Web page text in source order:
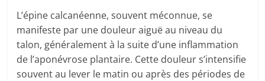
L’épine calcanéenne, souvent méconnue, se
manifeste par une douleur aiguë au niveau du
talon, généralement à la suite d’une inflammation
de l’aponévrose plantaire. Cette douleur s’intensifie
souvent au lever le matin ou après des périodes de